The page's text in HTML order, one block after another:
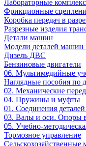
Лабораторные
Фрикционные
Коробка передач в
Разрезные изделия
Детали машин
Модели деталей машин
Дизель ДВС
Бензиновые двигатели
06. Мультимедийные
Наглядные пособия по
02. Механические
04. Пружины и муфты
01. Соединения
03. Валы и оси. Опоры
05. Учебно-
Тормозное управление